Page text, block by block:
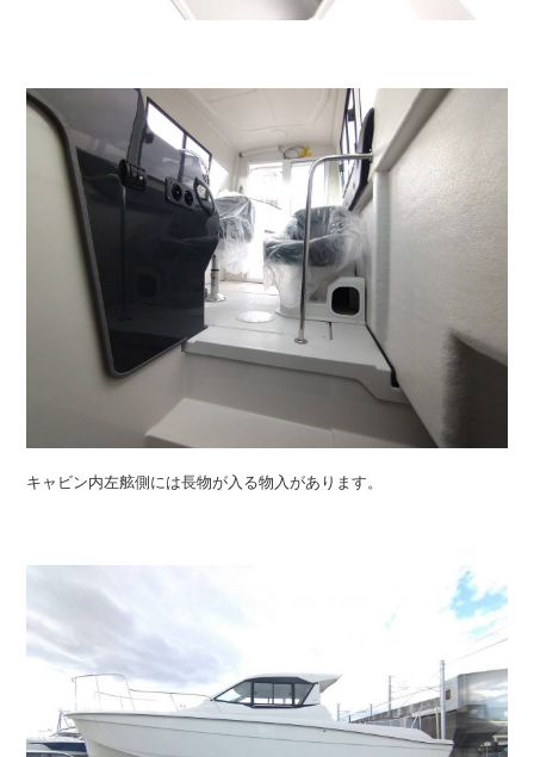
キャビン内左舷側には長物が入る物入があります。